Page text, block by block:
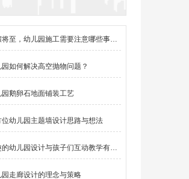
至，幼儿园施工需要注意哪些事项？
园如何解决高空抛物问题？
园鹅卵石地面铺装工艺
位幼儿园主题墙设计思路与想法
幼儿园设计与孩子们互动教学有什么作用？
园走廊设计的理念与策略